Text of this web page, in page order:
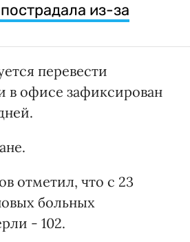
из-за
перевести
в офисе зафиксирован
отметил, что с 23
больных
- 102.